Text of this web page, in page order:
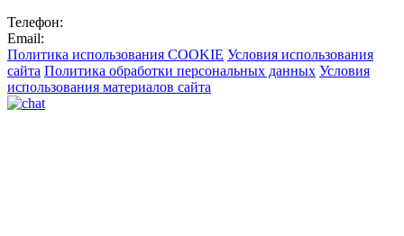
Телефон:
Email:
Политика использования COOKIE Условия использования
сайта Политика обработки персональных данных Условия
использования материалов сайта